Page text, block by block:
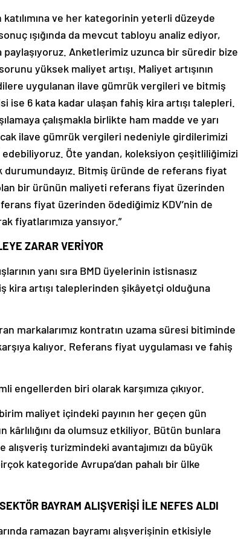
ve her kategorinin yeterli düzeyde
ışığında da mevcut tabloyu analiz ediyor,
Anketlerimiz uzunca bir süredir bize
yüksek maliyet artışı. Maliyet artışının
uygulanan ilave gümrük vergileri ve bitmiş
6 kata kadar ulaşan fahiş kira artışı talepleri.
çalışmakla birlikte ham madde ve yarı
ilave gümrük vergileri nedeniyle girdilerimizi
Öte yandan, koleksiyon çeşitliliğimizi
durumundayız. Bitmiş üründe de referans fiyat
bir ürünün maliyeti referans fiyat üzerinden
fiyat üzerinden ödediğimiz KDV’nin de
fiyatlarımıza yansıyor.”
ZARAR VERİYOR
yanı sıra BMD üyelerinin istisnasız
kira artışı taleplerinden şikâyetçi olduğuna
markalarımız kontratın uzama süresi bitiminde
kalıyor. Referans fiyat uygulaması ve fahiş
biri olarak karşımıza çıkıyor.
maliyet içindeki payının her geçen gün
da olumsuz etkiliyor. Bütün bunlara
turizmindeki avantajımızı da büyük
kategoride Avrupa’dan pahalı bir ülke
BAYRAM ALIŞVERİŞİ İLE NEFES ALDI
ramazan bayramı alışverişinin etkisiyle